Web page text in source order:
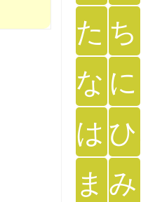
た ち
な に
は ひ
ま み